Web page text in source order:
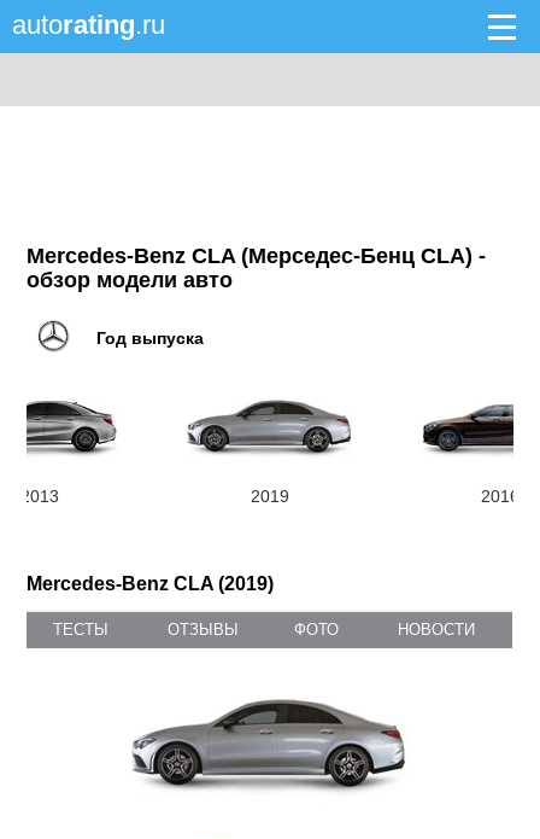
autorating.ru
Mercedes-Benz CLA (Мерседес-Бенц CLA) -
обзор модели авто
Год выпуска
2013 2019 2016
Mercedes-Benz CLA (2019)
ТЕСТЫ ОТЗЫВЫ ФОТО НОВОСТИ